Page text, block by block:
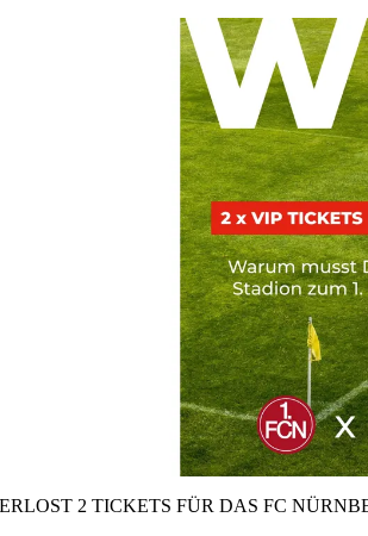
2 TICKETS FÜR DAS FC